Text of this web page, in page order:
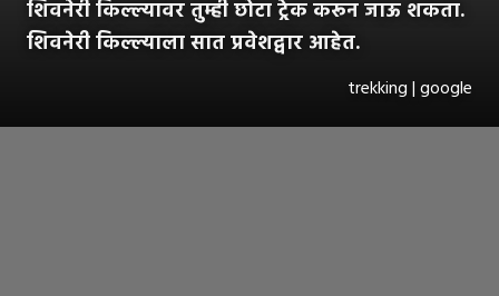
शिवनेरी किल्ल्यावर तुम्ही छोटा ट्रेक करून जाऊ शकता.
शिवनेरी किल्ल्याला सात प्रवेशद्वार आहेत.
trekking | google